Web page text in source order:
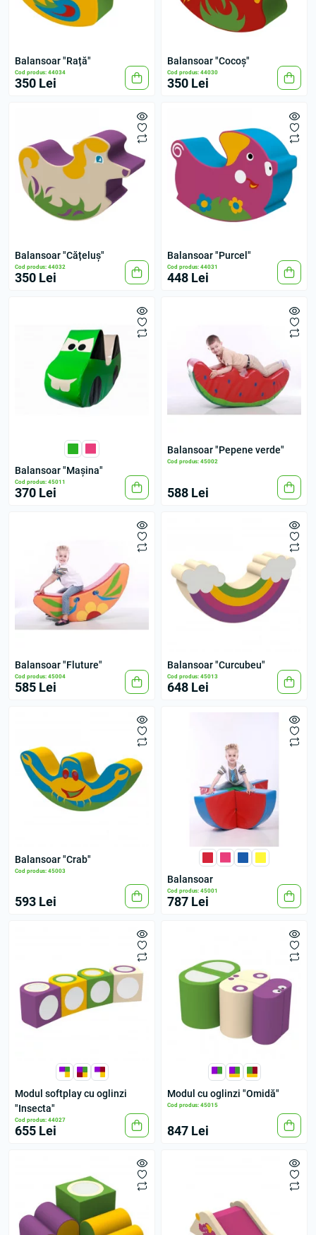
Balansoar "Rață"
Cod produs: 44034
350 Lei
Balansoar "Cocoș"
Cod produs: 44030
350 Lei
Balansoar "Cățeluș"
Cod produs: 44032
350 Lei
Balansoar "Purcel"
Cod produs: 44031
448 Lei
Balansoar "Mașina"
Cod produs: 45011
370 Lei
Balansoar "Pepene verde"
Cod produs: 45002
588 Lei
Balansoar "Fluture"
Cod produs: 45004
585 Lei
Balansoar "Curcubeu"
Cod produs: 45013
648 Lei
Balansoar "Crab"
Cod produs: 45003
593 Lei
Balansoar
Cod produs: 45001
787 Lei
Modul softplay cu oglinzi
"Insecta"
Cod produs: 44027
655 Lei
Modul cu oglinzi "Omidă"
Cod produs: 45015
847 Lei